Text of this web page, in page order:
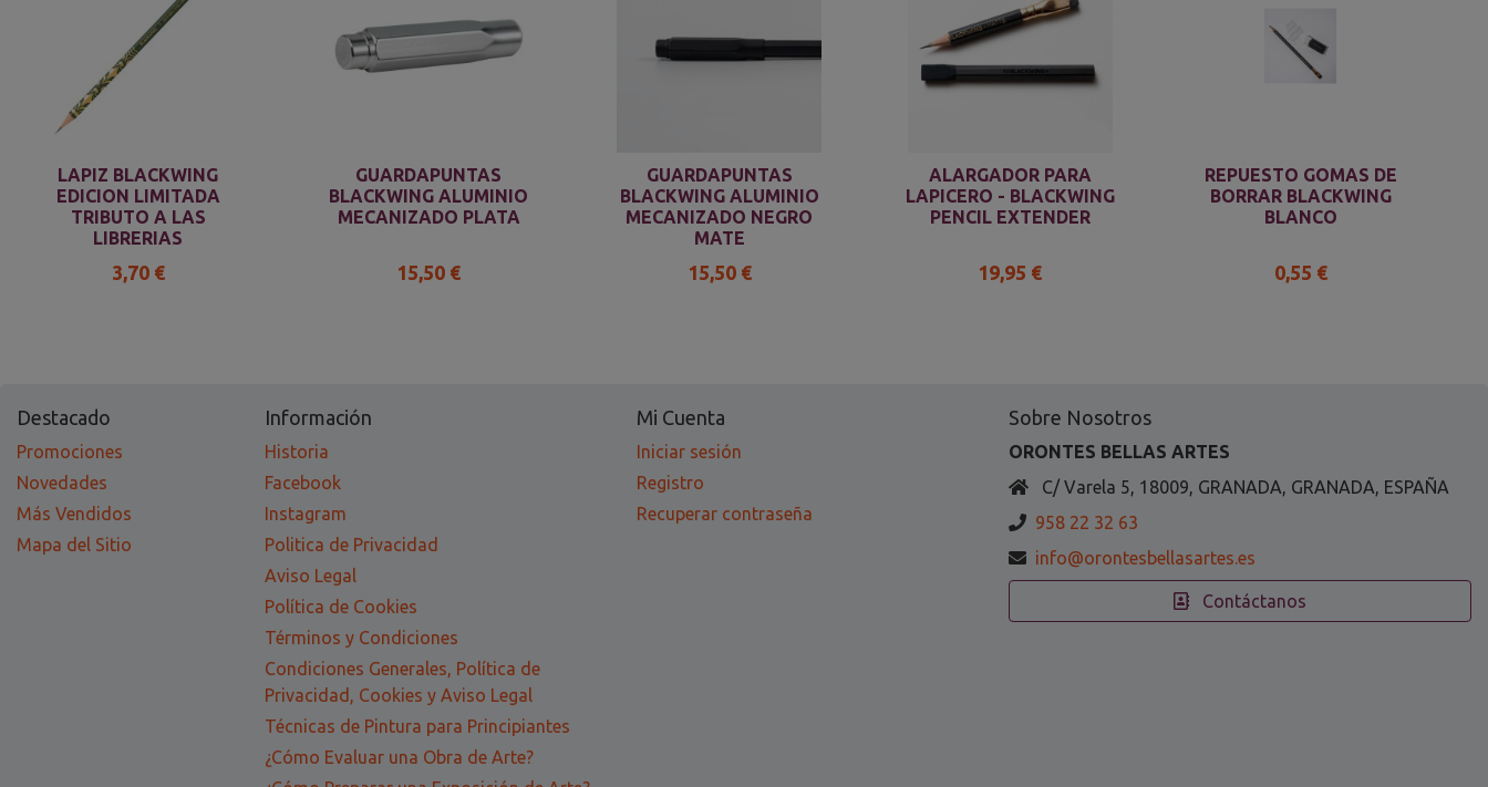
LAPIZ BLACKWING
EDICION LIMITADA
TRIBUTO A LAS
LIBRERIAS
3,70 €
GUARDAPUNTAS
BLACKWING ALUMINIO
MECANIZADO PLATA
15,50 €
GUARDAPUNTAS
BLACKWING ALUMINIO
MECANIZADO NEGRO
MATE
15,50 €
ALARGADOR PARA
LAPICERO - BLACKWING
PENCIL EXTENDER
19,95 €
REPUESTO GOMAS DE
BORRAR BLACKWING
BLANCO
0,55 €
Destacado
Promociones
Novedades
Más Vendidos
Mapa del Sitio
Información
Historia
Facebook
Instagram
Politica de Privacidad
Aviso Legal
Política de Cookies
Términos y Condiciones
Condiciones Generales, Política de
Privacidad, Cookies y Aviso Legal
Técnicas de Pintura para Principiantes
¿Cómo Evaluar una Obra de Arte?
Mi Cuenta
Iniciar sesión
Registro
Recuperar contraseña
Sobre Nosotros
ORONTES BELLAS ARTES
C/ Varela 5, 18009, GRANADA, GRANADA, ESPAÑA
958 22 32 63
info@orontesbellasartes.es
Contáctanos